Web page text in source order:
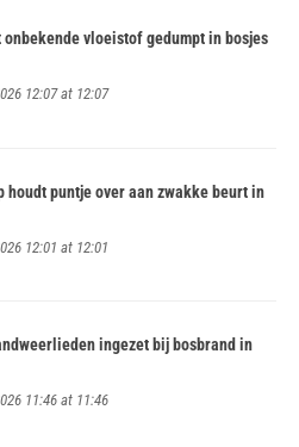
onbekende vloeistof gedumpt in bosjes
12:07 at 12:07
houdt puntje over aan zwakke beurt in
12:01 at 12:01
ingezet bij bosbrand in
11:46 at 11:46